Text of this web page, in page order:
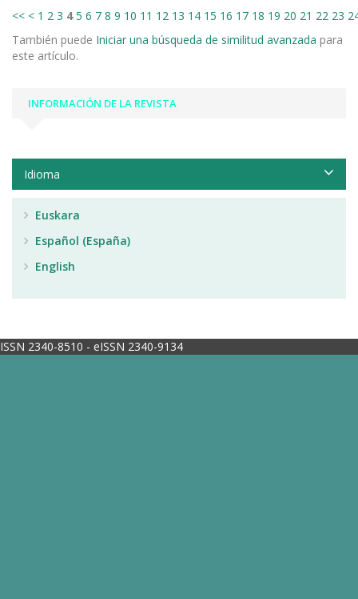
<< < 1 2 3 4 5 6 7 8 9 10 11 12 13 14 15 16 17 18 19 20 21 22 23
También puede Iniciar una búsqueda de similitud avanzada para
este artículo.
INFORMACIÓN DE LA REVISTA
Idioma
Euskara
Español (España)
English
ISSN 2340-8510 - eISSN 2340-9134